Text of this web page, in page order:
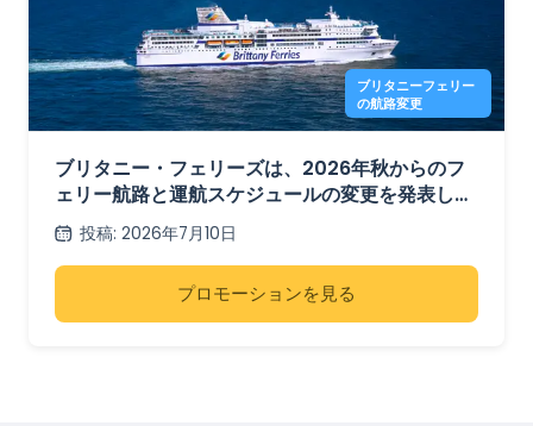
ブリタニーフェリー
の航路変更
ブリタニー・フェリーズは、2026年秋からのフ
ェリー航路と運航スケジュールの変更を発表しま
した。
投稿: 2026年7月10日
プロモーションを見る